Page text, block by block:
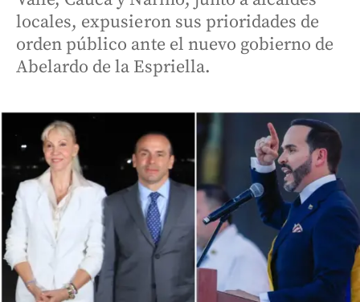
locales, expusieron sus prioridades de
orden público ante el nuevo gobierno de
Abelardo de la Espriella.